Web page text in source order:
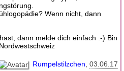
Wenn nicht, dann
dann melde dich einfach :-) Bin
Rumpelstilzchen 03.06.17